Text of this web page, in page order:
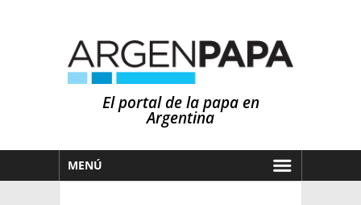
El portal de la papa en
Argentina
MENÚ